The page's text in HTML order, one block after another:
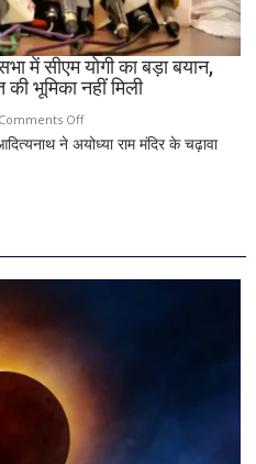
नई
जिम्मेदारियां
घोषित
में सीएम योगी का बड़ा बयान,
भूमिका नहीं मिली
Comments Offon
राम
ने अयोध्या राम मंदिर के चढ़ावा